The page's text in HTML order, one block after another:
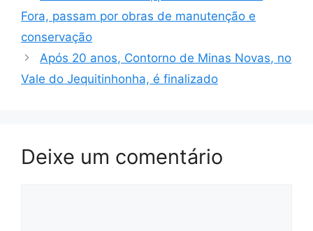
Fora, passam por obras de manutenção e
conservação
Após 20 anos, Contorno de Minas Novas, no
Vale do Jequitinhonha, é finalizado
Deixe um comentário